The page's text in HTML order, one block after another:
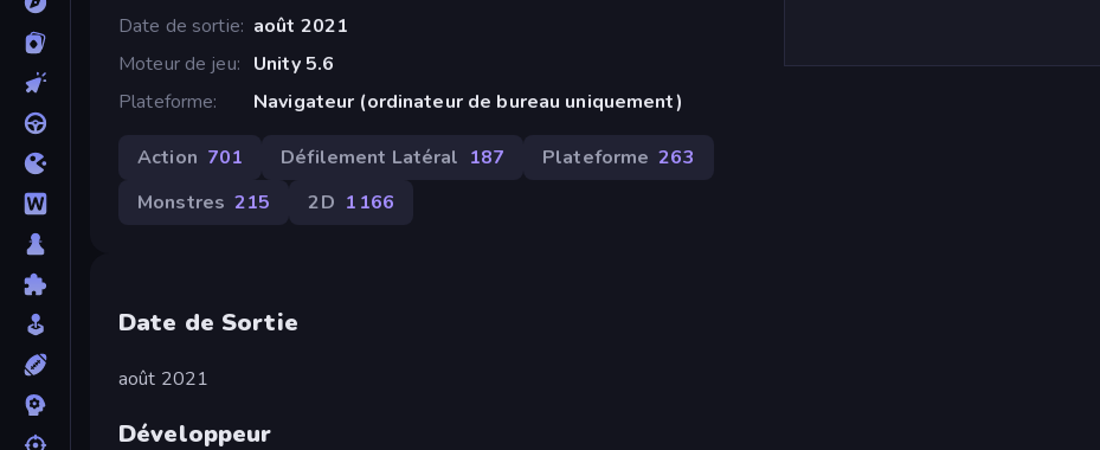
Date de sortie août 2021
Moteur de jeu
Unity 5.6
Plateforme
Navigateur (ordinateur de bureau uniquement)
Action 701 Défilement Latéral 187 Plateforme 263
Monstres 215 2D 1 166
Date de Sortie
août 2021
Développeur